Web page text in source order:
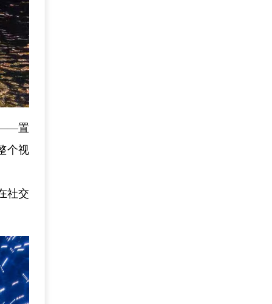
——置
个视
社交